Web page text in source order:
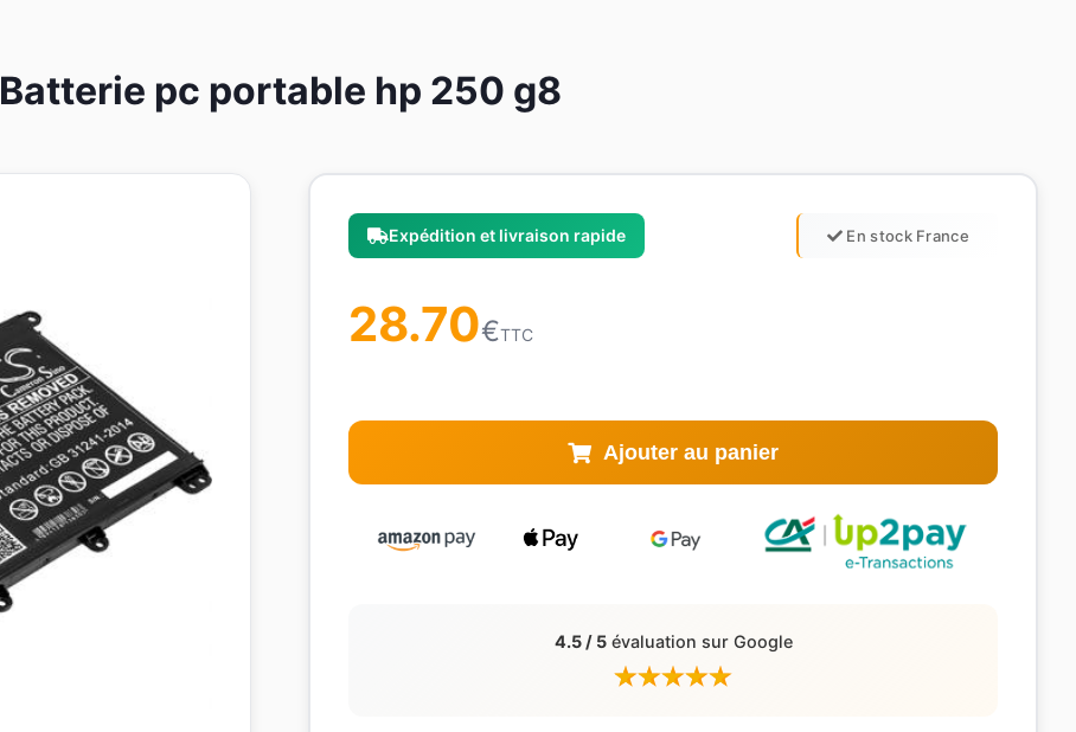
Batterie pc portable hp 250 g8
Expédition et livraison rapide En stock France
28.70€TTC
Ajouter au panier
4.5 / 5évaluation sur Google